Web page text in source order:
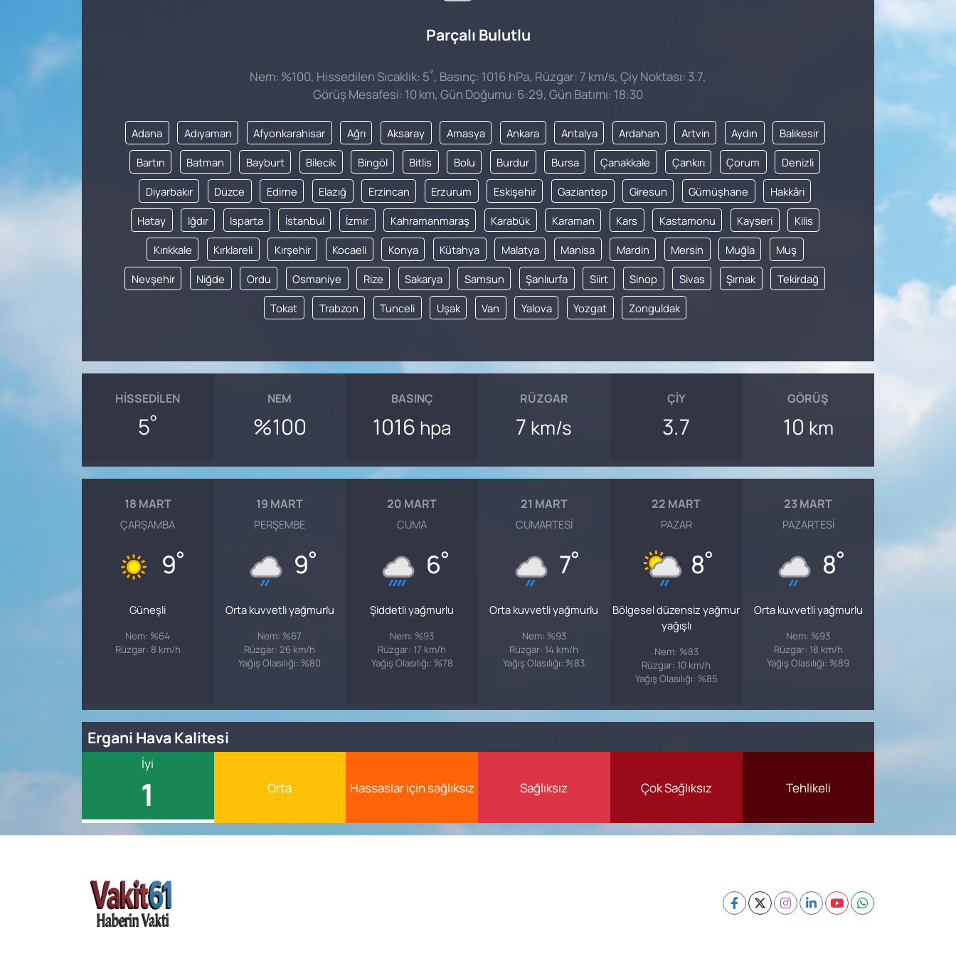
Parçalı Bulutlu
Nem: %100, Hissedilen Sıcaklık: 5°, Basınç: 1016 hPa, Rüzgar: 7 km/s, Çiy Noktası: 3.7,
Görüş Mesafesi: 10 km, Gün Doğumu: 6:29, Gün Batımı: 18:30
Adana Adıyaman Afyonkarahisar Ağrı Aksaray Amasya Ankara Antalya Ardahan Artvin Aydın Balıkesir
Bartın Batman Bayburt Bilecik Bingöl Bitlis Bolu Burdur Bursa Çanakkale Çankırı Çorum Denizli
Diyarbakır Düzce Edirne Elazığ Erzincan Erzurum Eskişehir Gaziantep Giresun Gümüşhane Hakkâri
Hatay Iğdır Isparta İstanbul İzmir Kahramanmaraş Karabük Karaman Kars Kastamonu Kayseri Kilis
Kırıkkale Kırklareli Kırşehir Kocaeli Konya Kütahya Malatya Manisa Mardin Mersin Muğla Muş
Nevşehir Niğde Ordu Osmaniye Rize Sakarya Samsun Şanlıurfa Siirt Sinop Sivas Şırnak Tekirdağ
Tokat Trabzon Tunceli Uşak Van Yalova Yozgat Zonguldak
HISSEDILEN
5°
NEM
%100
BASINÇ
1016 hpa
RÜZGAR
7 km/s
ÇIY
3.7
GÖRÜŞ
10 km
18 MART
ÇARŞAMBA
9°
Güneşli
Nem: %64
Rüzgar: 8 km/h
19 MART
PERŞEMBE
9°
Orta kuvvetli yağmurlu
Nem: %67
Rüzgar: 26 km/h
Yağış Olasılığı: %80
20 MART
CUMA
6°
Şiddetli yağmurlu
Nem: %93
Rüzgar: 17 km/h
Yağış Olasılığı: %78
21 MART
CUMARTESI
7°
Orta kuvvetli yağmurlu
Nem: %93
Rüzgar: 14 km/h
Yağış Olasılığı: %83
22 MART
PAZAR
8°
Bölgesel düzensiz yağmur
yağışlı
Nem: %83
Rüzgar: 10 km/h
Yağış Olasılığı: %85
23 MART
PAZARTESI
8°
Orta kuvvetli yağmurlu
Nem: %93
Rüzgar: 18 km/h
Yağış Olasılığı: %89
Ergani Hava Kalitesi
İyi
1 Orta Hassaslar için sağlıksız Sağlıksız Çok Sağlıksız Tehlikeli